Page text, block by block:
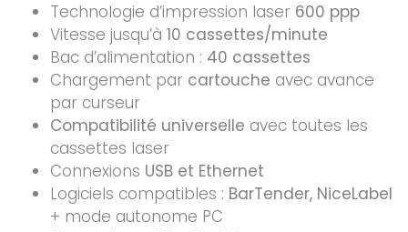
Technologie d’impression laser 600 ppp
Vitesse jusqu’à 10 cassettes/minute
Bac d’alimentation : 40 cassettes
Chargement par cartouche avec avance
par curseur
Compatibilité universelle avec toutes les
cassettes laser
Connexions USB et Ethernet
Logiciels compatibles : BarTender, NiceLabel
+ mode autonome PC